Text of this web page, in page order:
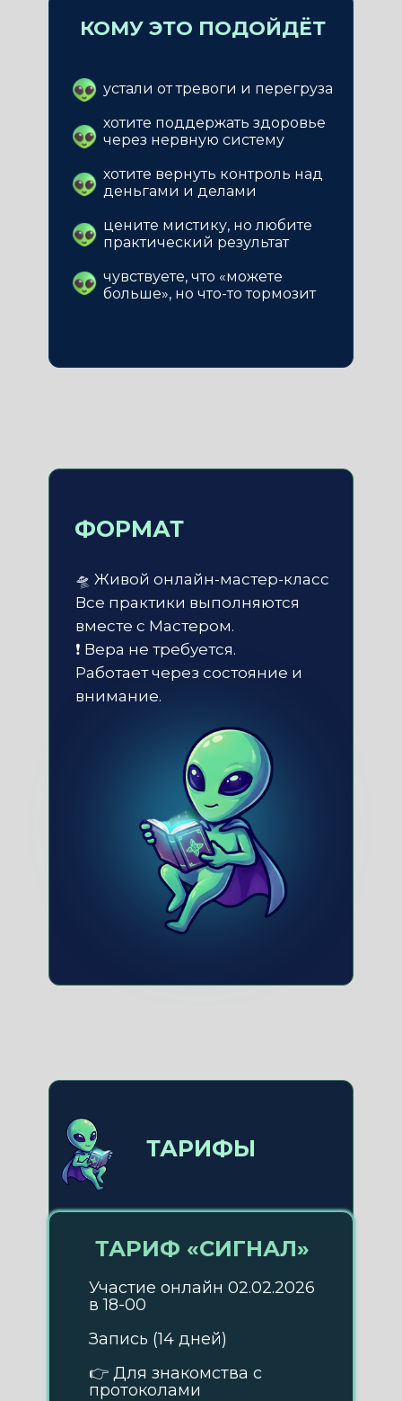
КОМУ ЭТО ПОДОЙДЁТ
устали от тревоги и перегруза
хотите поддержать здоровье
через нервную систему
хотите вернуть контроль над
деньгами и делами
цените мистику, но любите
практический результат
чувствуете, что «можете
больше», но что-то тормозит
ФОРМАТ
🛸 Живой онлайн-мастер-класс
Все практики выполняются
вместе с Мастером.
❗ Вера не требуется.
Работает через состояние и
внимание.
ТАРИФЫ
ТАРИФ «СИГНАЛ»
Участие онлайн 02.02.2026
в 18-00
Запись (14 дней)
👉 Для знакомства с
протоколами